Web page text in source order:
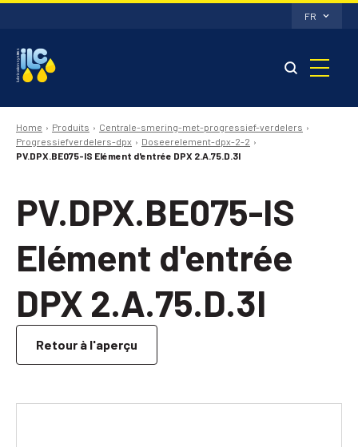
FR
Home Produits
Centrale-smering-met-progressief-verdelers
Progressiefverdelers-dpx
Doseerelement-dpx-2-2
PV.DPX.BE075-IS Elément d'entrée DPX 2.A.75.D.3I
PV.DPX.BE075-IS
Elément d'entrée
DPX 2.A.75.D.3I
Retour à l'aperçu